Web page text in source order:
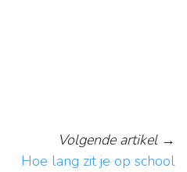
Volgende artikel→
Hoe lang zit je op school